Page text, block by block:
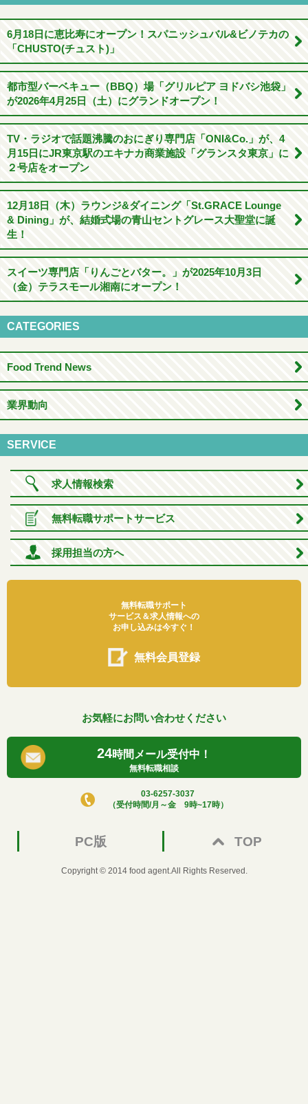
6月18日に恵比寿にオープン！スパニッシュバル&ビノテカの
「CHUSTO(チュスト)」
都市型バーベキュー（BBQ）場「グリルピア ヨドバシ池袋」
が2026年4月25日（土）にグランドオープン！
TV・ラジオで話題沸騰のおにぎり専門店「ONI&Co.」が、4
月15日にJR東京駅のエキナカ商業施設「グランスタ東京」に
２号店をオープン
12月18日（木）ラウンジ&ダイニング「St.GRACE Lounge
& Dining」が、結婚式場の青山セントグレース大聖堂に誕
生！
スイーツ専門店「りんごとバター。」が2025年10月3日
（金）テラスモール湘南にオープン！
CATEGORIES
Food Trend News
業界動向
SERVICE
求人情報検索
無料転職サポートサービス
採用担当の方へ
無料転職サポート
サービス＆求人情報への
お申し込みは今すぐ！
無料会員登録
お気軽にお問い合わせください
24時間メール受付中！
無料転職相談
03-6257-3037
（受付時間/月～金 9時~17時）
PC版 TOP
Copyright © 2014 food agent.All Rights Reserved.